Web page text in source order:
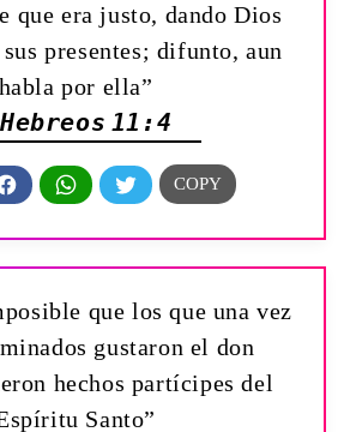
que era justo, dando Dios
presentes; difunto, aun
habla por ella”
11:4
que los que una vez
gustaron el don
hechos partícipes del
Santo”